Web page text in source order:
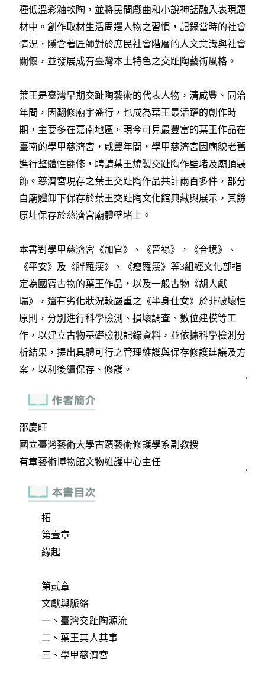
拓
第壹章
緣起
第貳章
文獻與脈絡
一、臺灣交趾陶源流
二、葉王其人其事
三、學甲慈濟宮